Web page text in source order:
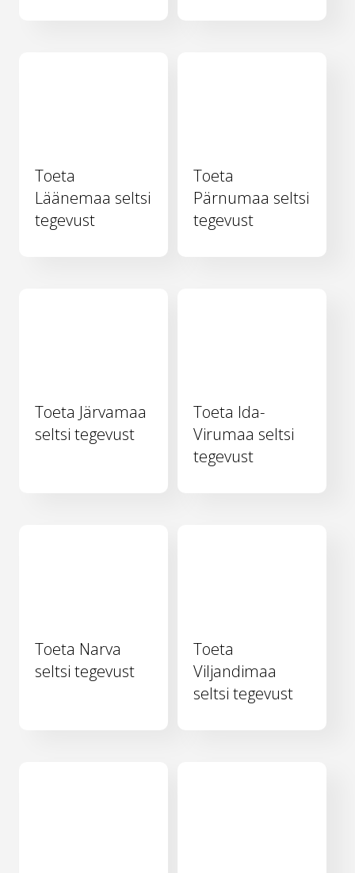
Toeta
Läänemaa seltsi
tegevust
Toeta
Pärnumaa seltsi
tegevust
Toeta Järvamaa
seltsi tegevust
Toeta Ida-
Virumaa seltsi
tegevust
Toeta Narva
seltsi tegevust
Toeta
Viljandimaa
seltsi tegevust